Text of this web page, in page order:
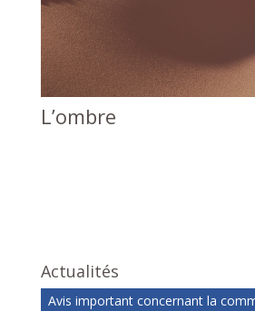
L’ombre
Actualités
Avis important concernant la